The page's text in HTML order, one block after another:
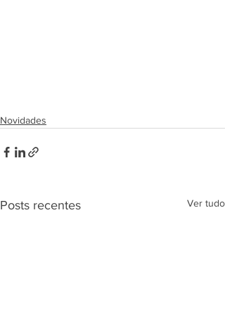
Novidades
Posts recentes Ver tudo